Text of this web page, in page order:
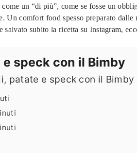
un “di più”, come se fosse un
Un comfort food spesso preparato
salvato subito la ricetta su Instagram,
speck con il Bimby
patate e speck con il